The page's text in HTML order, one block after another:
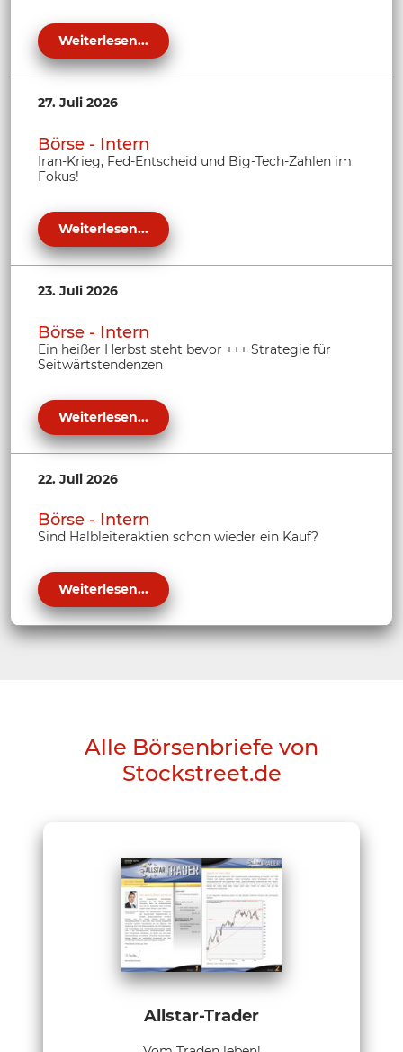
Weiterlesen...
27. Juli 2026
Börse - Intern
Iran-Krieg, Fed-Entscheid und Big-Tech-Zahlen im
Fokus!
Weiterlesen...
23. Juli 2026
Börse - Intern
Ein heißer Herbst steht bevor +++ Strategie für
Seitwärtstendenzen
Weiterlesen...
22. Juli 2026
Börse - Intern
Sind Halbleiteraktien schon wieder ein Kauf?
Weiterlesen...
Alle Börsenbriefe von
Stockstreet.de
Allstar-Trader